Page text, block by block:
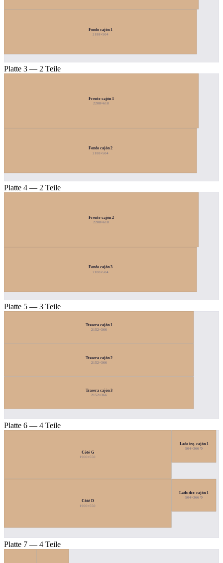
Fondo cajón 1
2188×504
Platte 3 — 2 Teile
Frente cajón 1
2208×618
Fondo cajón 2
2188×504
Platte 4 — 2 Teile
Frente cajón 2
2208×618
Fondo cajón 3
2188×504
Platte 5 — 3 Teile
Trasera cajón 1
2152×366
Trasera cajón 2
2152×366
Trasera cajón 3
2152×366
Platte 6 — 4 Teile
Côté G
1900×550
Côté D
1900×550
Lado izq. cajón 1
504×366 ↻
Lado der. cajón 1
504×366 ↻
Platte 7 — 4 Teile